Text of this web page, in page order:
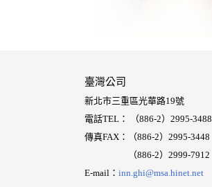
臺灣公司
新北市三重區光華路19號
電話TEL： （886-2）2995-3488
傳真FAX：（886-2）2995-3448
（886-2） 2999-7912
E-mail： inn.ghi@msa.hinet.net